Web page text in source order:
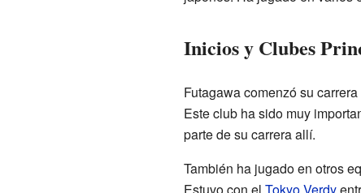
Inicios y Clubes
Futagawa comenzó su
Este club ha sido muy
parte de su carrera allí.
También ha jugado en otros